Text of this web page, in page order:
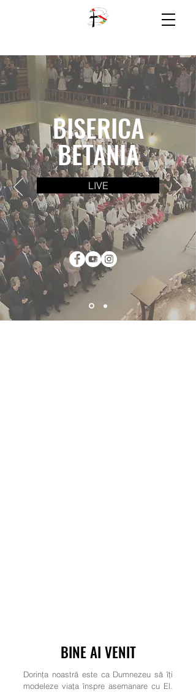
BISERICA
BETANIA
LIVE
BINE AI VENIT
Dorința noastră este ca Dumnezeu să îți
modeleze viața înspre asemanare cu El.